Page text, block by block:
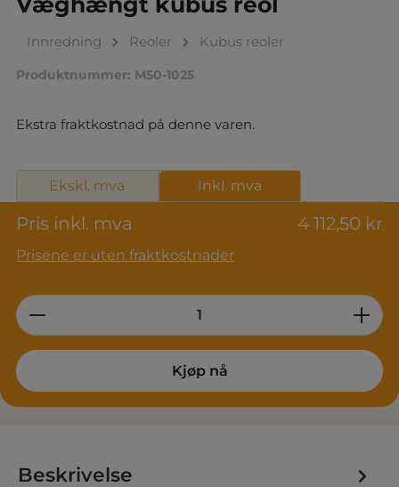
Innredning Reoler Kubus reoler
Produktnummer: M50-1025
Ekstra fraktkostnad på denne varen.
Pris inkl. mva 4 112,50 kr
Prisene er uten fraktkostnader
Ekskl. mva Inkl. mva
Product Quantity: Enter the desired
Kjøp nå
Beskrivelse